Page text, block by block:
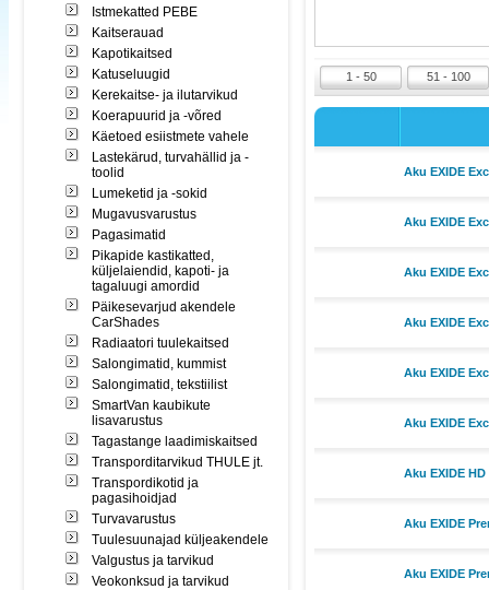
Istmekatted PEBE
Kaitserauad
Kapotikaitsed
Katuseluugid
Kerekaitse- ja ilutarvikud
Koerapuurid ja -võred
Käetoed esiistmete vahele
Lastekärud, turvahällid ja -
toolid
Lumeketid ja -sokid
Mugavusvarustus
Pagasimatid
Pikapide kastikatted,
küljelaiendid, kapoti- ja
tagaluugi amordid
Päikesevarjud akendele
CarShades
Radiaatori tuulekaitsed
Salongimatid, kummist
Salongimatid, tekstiilist
SmartVan kaubikute
lisavarustus
Tagastange laadimiskaitsed
Transporditarvikud THULE jt.
Transpordikotid ja
pagasihoidjad
Turvavarustus
Tuulesuunajad küljeakendele
Valgustus ja tarvikud
Veokonksud ja tarvikud
1 - 50 51 - 100
Aku EXIDE
Aku EXIDE
Aku EXIDE
Aku EXIDE
Aku EXIDE
Aku EXIDE
Aku EXIDE HD
Aku EXIDE
Aku EXIDE